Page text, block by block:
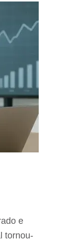
e
tornou-